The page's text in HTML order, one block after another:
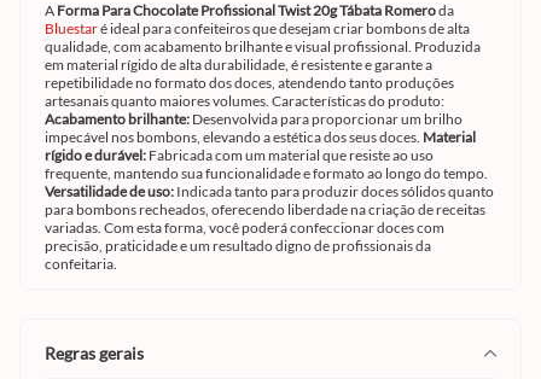
A Forma Para Chocolate Profissional Twist 20g Tábata Romeroda
Bluestaré ideal para confeiteiros que desejam criar bombons de alta
qualidade, com acabamento brilhante e visual profissional. Produzida
em material rígido de alta durabilidade, é resistente e garante a
repetibilidade no formato dos doces, atendendo tanto produções
artesanais quanto maiores volumes. Características do produto:
Acabamento brilhante: Desenvolvida para proporcionar um brilho
impecável nos bombons, elevando a estética dos seus doces. Material
rígido e durável: Fabricada com um material que resiste ao uso
frequente, mantendo sua funcionalidade e formato ao longo do tempo.
Versatilidade de uso: Indicada tanto para produzir doces sólidos quanto
para bombons recheados, oferecendo liberdade na criação de receitas
variadas. Com esta forma, você poderá confeccionar doces com
precisão, praticidade e um resultado digno de profissionais da
confeitaria.
regras gerais